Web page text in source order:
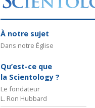
À notre sujet
Dans notre Église
Qu’est-ce que
la Scientology ?
Le fondateur
L. Ron Hubbard